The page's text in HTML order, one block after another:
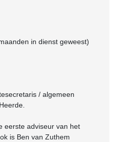
in dienst geweest)
/ algemeen
eerste adviseur van het
is Ben van Zuthem